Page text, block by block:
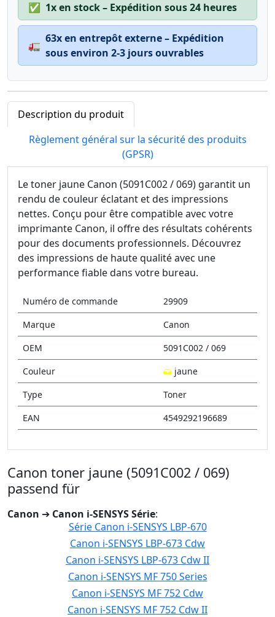
✅ 1x en stock – Expédition sous 24 heures
🚛
63x en entrepôt externe – Expédition
sous environ 2-3 jours ouvrables
Description du produit
Règlement général sur la sécurité des produits
(GPSR)
Le toner jaune Canon (5091C002 / 069) garantit un
rendu de couleur éclatant et des impressions
nettes. Conçu pour être compatible avec votre
imprimante Canon, il offre des résultats cohérents
pour des documents professionnels. Découvrez
des impressions de haute qualité avec une
performance fiable dans votre bureau.
Numéro de commande
29909
Marque
Canon
OEM
5091C002 / 069
Couleur
jaune
Type
Toner
EAN
4549292196689
Canon toner jaune (5091C002 / 069)
passend für
Canon ➔ Canon i-SENSYS Série:
Série Canon i-SENSYS LBP-670
Canon i-SENSYS LBP-673 Cdw
Canon i-SENSYS LBP-673 Cdw II
Canon i-SENSYS MF 750 Series
Canon i-SENSYS MF 752 Cdw
Canon i-SENSYS MF 752 Cdw II